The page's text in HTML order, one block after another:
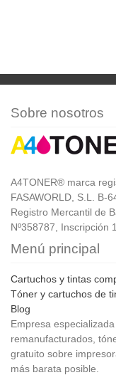
Sobre nosotros
A4TONER® marca
FASAWORLD, S.L. B-
Registro Mercantil de
Nº358787, Inscripción
Menú principal
Cartuchos y tintas
Tóner y cartuchos de
Blog
Empresa
remanufacturados,
gratuito sobre
más barata posible.